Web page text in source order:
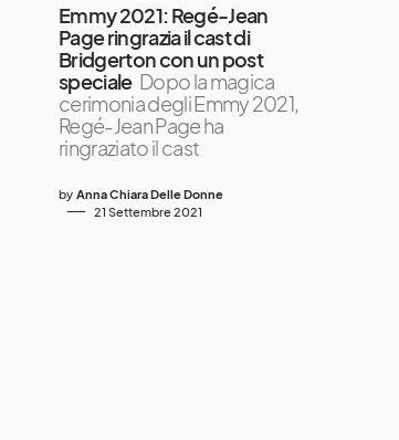
Emmy 2021: Regé-Jean
Page ringrazia il cast di
Bridgerton con un post
speciale Dopo la magica
cerimonia degli Emmy 2021,
Regé-Jean Page ha
ringraziato il cast
by Anna Chiara Delle Donne
21 Settembre 2021